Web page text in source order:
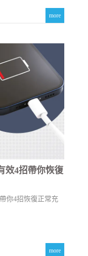
more
效4招帶你恢復
你4招恢復正常充
more